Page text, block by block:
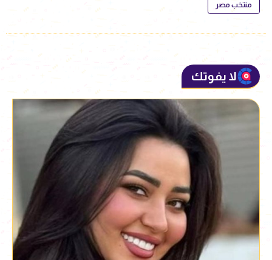
منتخب مصر
لا يفوتك